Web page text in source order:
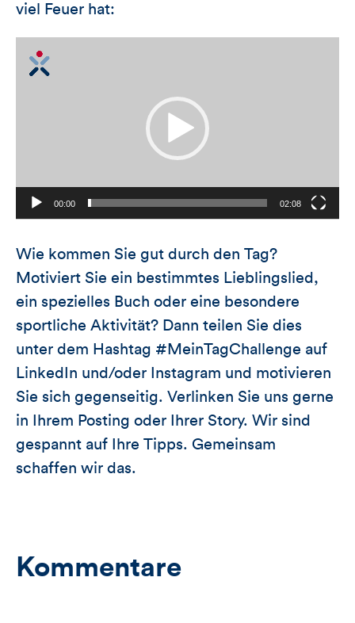
viel Feuer hat:
Video-
Player
00:00 02:08
Wie kommen Sie gut durch den Tag?
Motiviert Sie ein bestimmtes Lieblingslied,
ein spezielles Buch oder eine besondere
sportliche Aktivität? Dann teilen Sie dies
unter dem Hashtag #MeinTagChallenge auf
LinkedIn und/oder Instagram und motivieren
Sie sich gegenseitig. Verlinken Sie uns gerne
in Ihrem Posting oder Ihrer Story. Wir sind
gespannt auf Ihre Tipps. Gemeinsam
schaffen wir das.
Kommentare